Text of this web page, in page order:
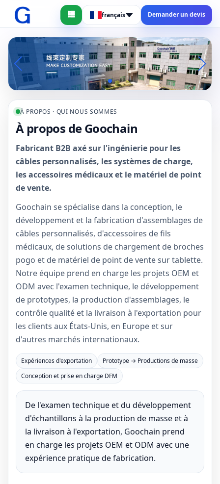
français Demander un devis
À PROPOS · QUI NOUS SOMMES
À propos de Goochain
Fabricant B2B axé sur l'ingénierie pour les
câbles personnalisés, les systèmes de charge,
les accessoires médicaux et le matériel de point
de vente.
Goochain se spécialise dans la conception, le
développement et la fabrication d'assemblages de
câbles personnalisés, d'accessoires de fils
médicaux, de solutions de chargement de broches
pogo et de matériel de point de vente sur tablette.
Notre équipe prend en charge les projets OEM et
ODM avec l'examen technique, le développement
de prototypes, la production d'assemblages, le
contrôle qualité et la livraison à l'exportation pour
les clients aux États-Unis, en Europe et sur
d'autres marchés internationaux.
Expériences d'exportation
Prototype → Productions de masse
Conception et prise en charge DFM
De l'examen technique et du développement
d'échantillons à la production de masse et à
la livraison à l'exportation, Goochain prend
en charge les projets OEM et ODM avec une
expérience pratique de fabrication.